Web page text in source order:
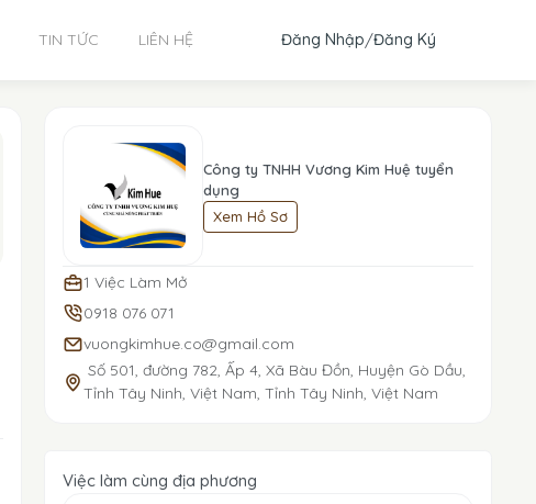
TIN TỨC LIÊN HỆ Đăng Nhập/Đăng Ký
Công ty TNHH Vương Kim Huệ tuyển
dụng
Xem Hồ Sơ
1 Việc Làm Mở
0918 076 071
vuongkimhue.co@gmail.com
Số 501, đường 782, Ấp 4, Xã Bàu Đồn, Huyện Gò Dầu,
Tỉnh Tây Ninh, Việt Nam, Tỉnh Tây Ninh, Việt Nam
Việc làm cùng địa phương